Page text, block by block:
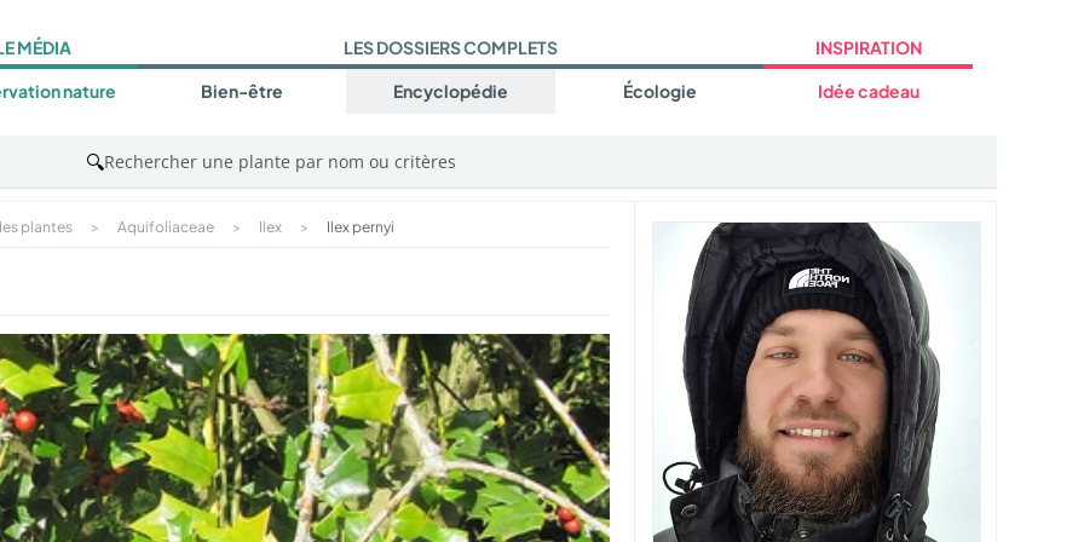
MÉDIA
nature
LES DOSSIERS COMPLETS
Bien-être Encyclopédie Écologie
INSPIRATION
Idée cadeau
🔍Rechercher une plante par nom ou critères
plantes > Aquifoliaceae > Ilex > Ilex pernyi